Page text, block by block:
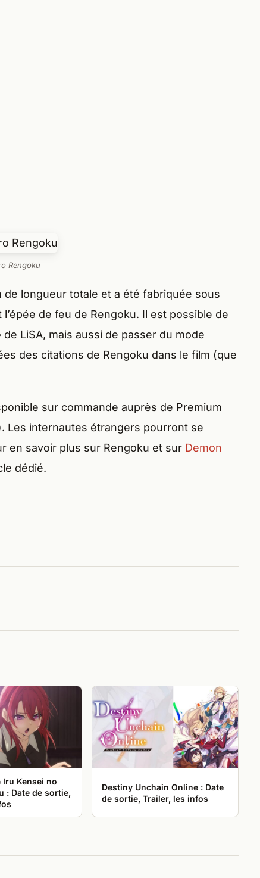
Rengoku
longueur totale et a été fabriquée sous
de feu de Rengoku. Il est possible de
LiSA, mais aussi de passer du mode
des citations de Rengoku dans le film (que
sur commande auprès de Premium
Les internautes étrangers pourront se
en savoir plus sur Rengoku et sur Demon
dédié.
Iru Kensei no
: Date de sortie,
Destiny Unchain Online : Date
de sortie, Trailer, les infos